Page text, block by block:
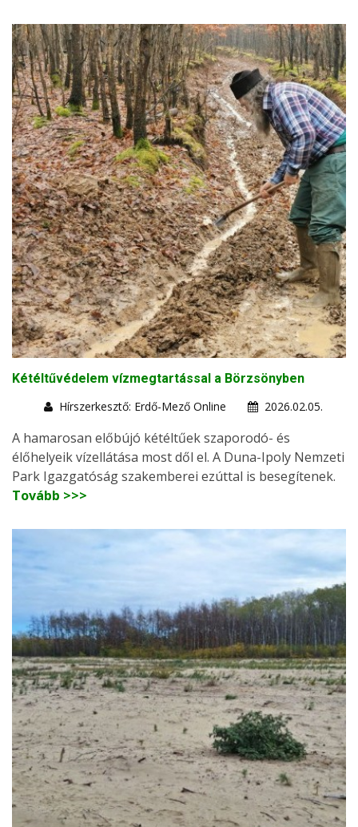
Kétéltűvédelem vízmegtartással a Börzsönyben
Hírszerkesztő: Erdő-Mező Online
2026.02.05.
A hamarosan előbújó kétéltűek szaporodó- és
élőhelyeik vízellátása most dől el. A Duna-Ipoly Nemzeti
Park Igazgatóság szakemberei ezúttal is besegítenek.
Tovább >>>